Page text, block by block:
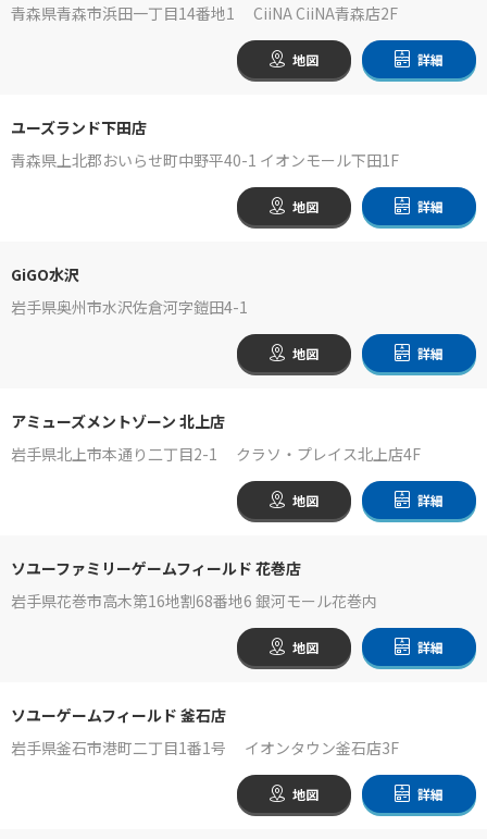
青森県青森市浜田一丁目14番地1 CiiNA CiiNA青森店2F
地図 詳細
ユーズランド下田店
青森県上北郡おいらせ町中野平40-1 イオンモール下田1F
地図 詳細
GiGO水沢
岩手県奥州市水沢佐倉河字鎧田4-1
地図 詳細
アミューズメントゾーン 北上店
岩手県北上市本通り二丁目2-1 クラソ・プレイス北上店4F
地図 詳細
ソユーファミリーゲームフィールド 花巻店
岩手県花巻市高木第16地割68番地6 銀河モール花巻内
地図 詳細
ソユーゲームフィールド 釜石店
岩手県釜石市港町二丁目1番1号 イオンタウン釜石店3F
地図 詳細